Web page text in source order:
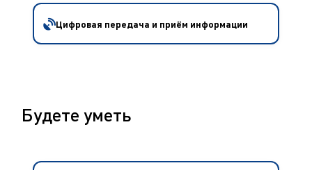
Цифровая передача и приём информации
Будете уметь